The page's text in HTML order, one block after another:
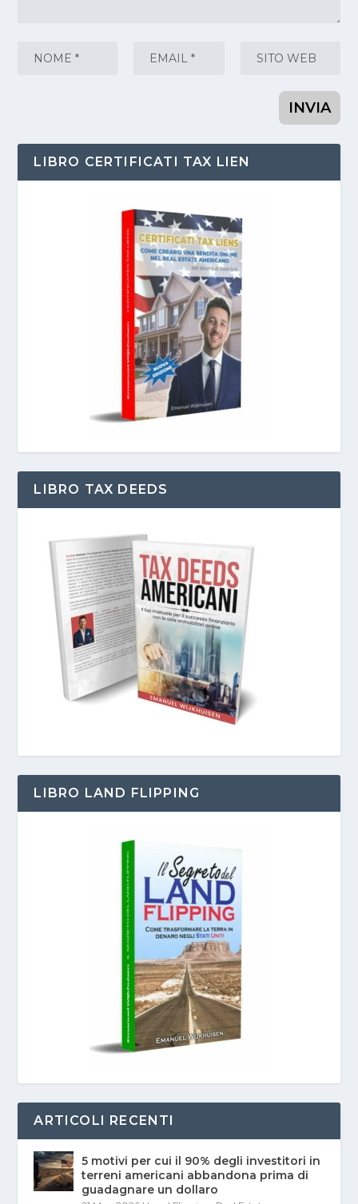
LIBRO CERTIFICATI TAX LIEN
LIBRO TAX DEEDS
LIBRO LAND FLIPPING
ARTICOLI RECENTI
5 motivi per cui il 90% degli investitori in
terreni americani abbandona prima di
guadagnare un dollaro